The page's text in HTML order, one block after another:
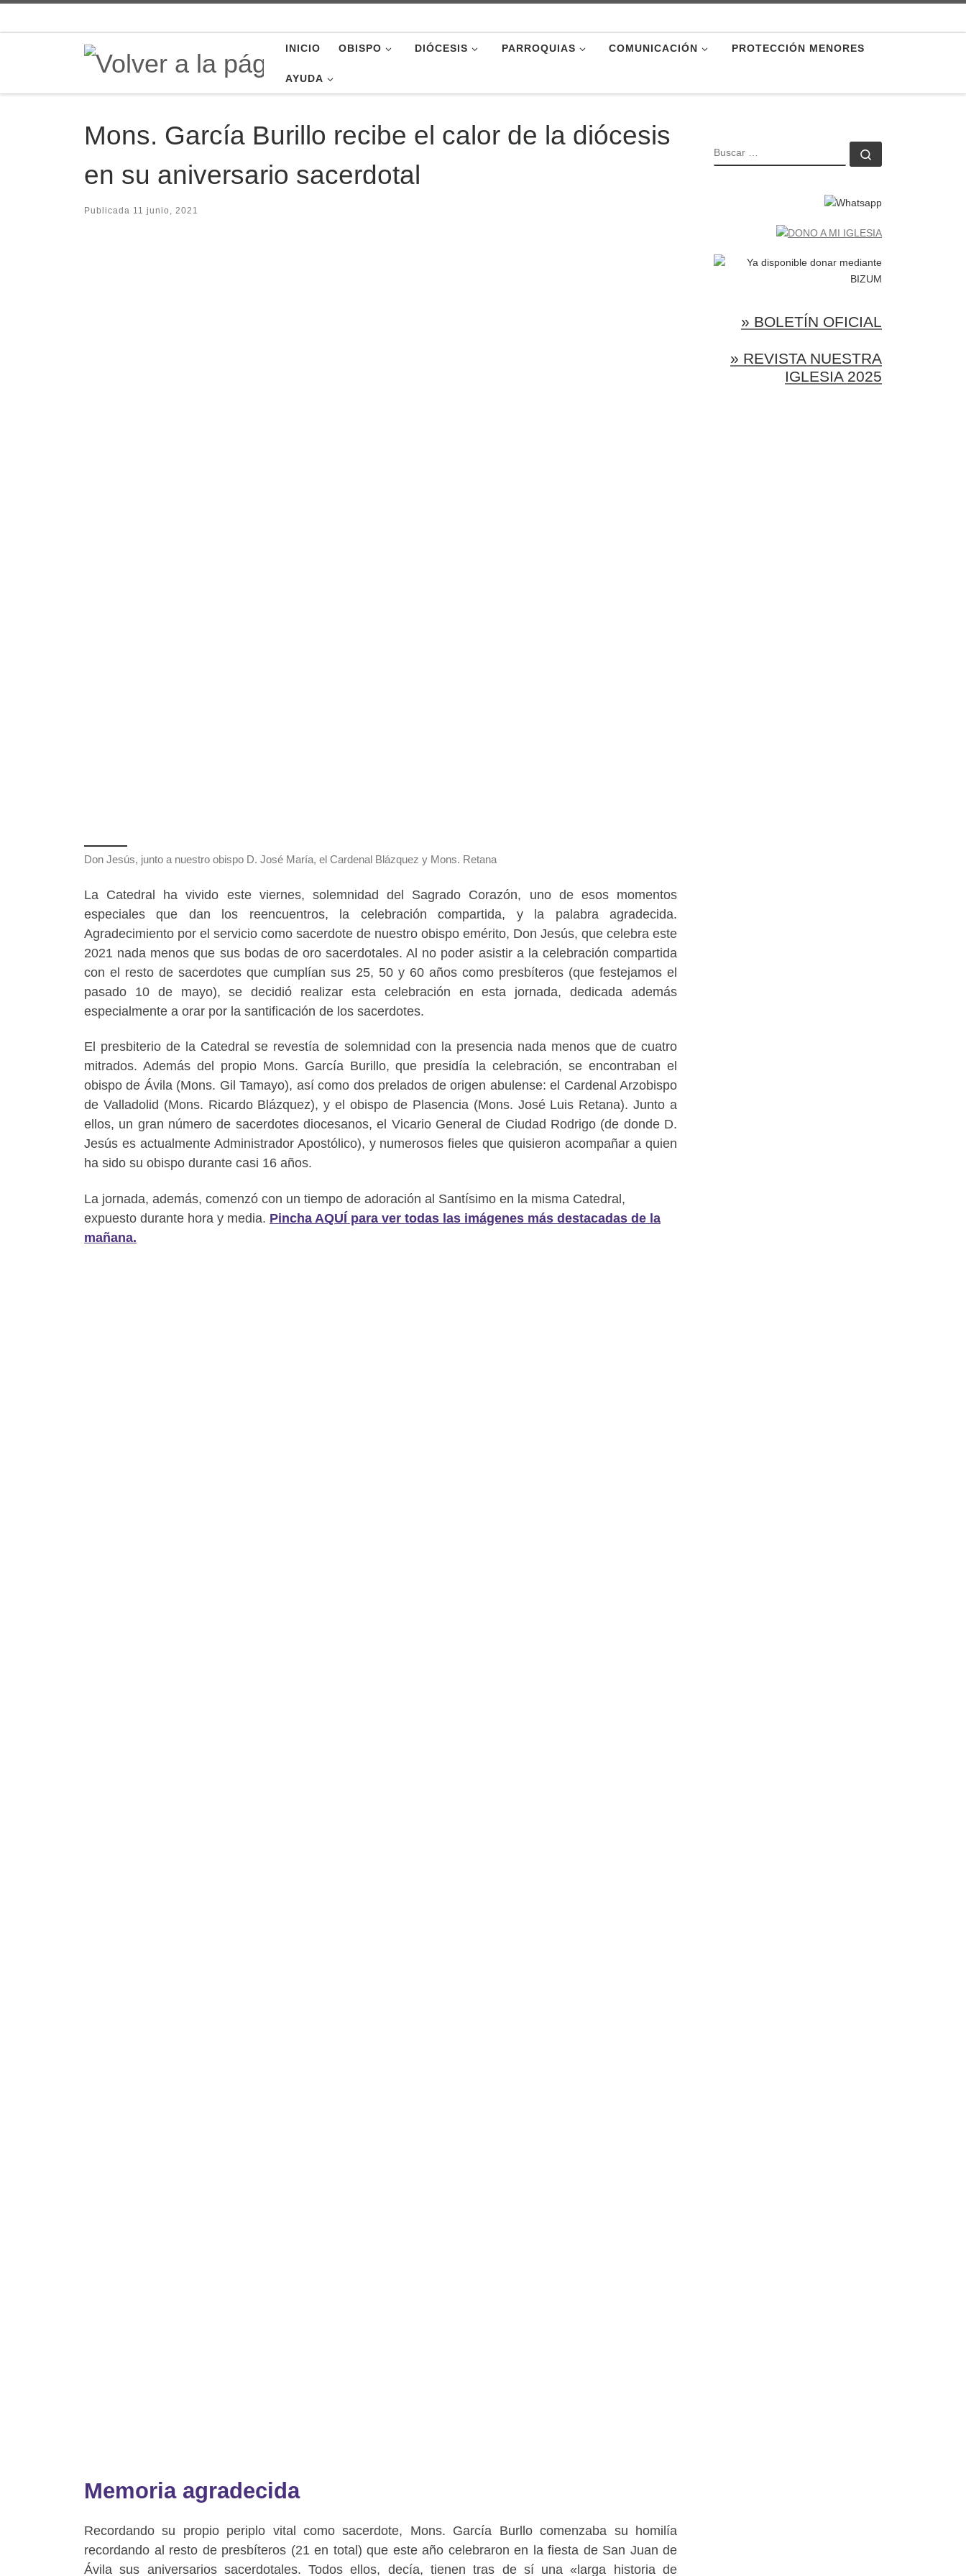
INICIO OBISPO DIÓCESIS PARROQUIAS COMUNICACIÓN PROTECCIÓN MENORES
AYUDA
Mons. García Burillo recibe el calor de la diócesis
en su aniversario sacerdotal
Publicada 11 junio, 2021
Don Jesús, junto a nuestro obispo D. José María, el Cardenal Blázquez y Mons. Retana
La Catedral ha vivido este viernes, solemnidad del Sagrado Corazón, uno de esos momentos
especiales que dan los reencuentros, la celebración compartida, y la palabra agradecida.
Agradecimiento por el servicio como sacerdote de nuestro obispo emérito, Don Jesús, que celebra este
2021 nada menos que sus bodas de oro sacerdotales. Al no poder asistir a la celebración compartida
con el resto de sacerdotes que cumplían sus 25, 50 y 60 años como presbíteros (que festejamos el
pasado 10 de mayo), se decidió realizar esta celebración en esta jornada, dedicada además
especialmente a orar por la santificación de los sacerdotes.
El presbiterio de la Catedral se revestía de solemnidad con la presencia nada menos que de cuatro
mitrados. Además del propio Mons. García Burillo, que presidía la celebración, se encontraban el
obispo de Ávila (Mons. Gil Tamayo), así como dos prelados de origen abulense: el Cardenal Arzobispo
de Valladolid (Mons. Ricardo Blázquez), y el obispo de Plasencia (Mons. José Luis Retana). Junto a
ellos, un gran número de sacerdotes diocesanos, el Vicario General de Ciudad Rodrigo (de donde D.
Jesús es actualmente Administrador Apostólico), y numerosos fieles que quisieron acompañar a quien
ha sido su obispo durante casi 16 años.
La jornada, además, comenzó con un tiempo de adoración al Santísimo en la misma Catedral,
expuesto durante hora y media. Pincha AQUÍ para ver todas las imágenes más destacadas de la
mañana.
Memoria agradecida
Recordando su propio periplo vital como sacerdote, Mons. García Burllo comenzaba su homilía
recordando al resto de presbíteros (21 en total) que este año celebraron en la fiesta de San Juan de
Ávila sus aniversarios sacerdotales. Todos ellos, decía, tienen tras de sí una «larga historia de
BUSCAR
» BOLETÍN OFICIAL
» REVISTA NUESTRA
IGLESIA 2025